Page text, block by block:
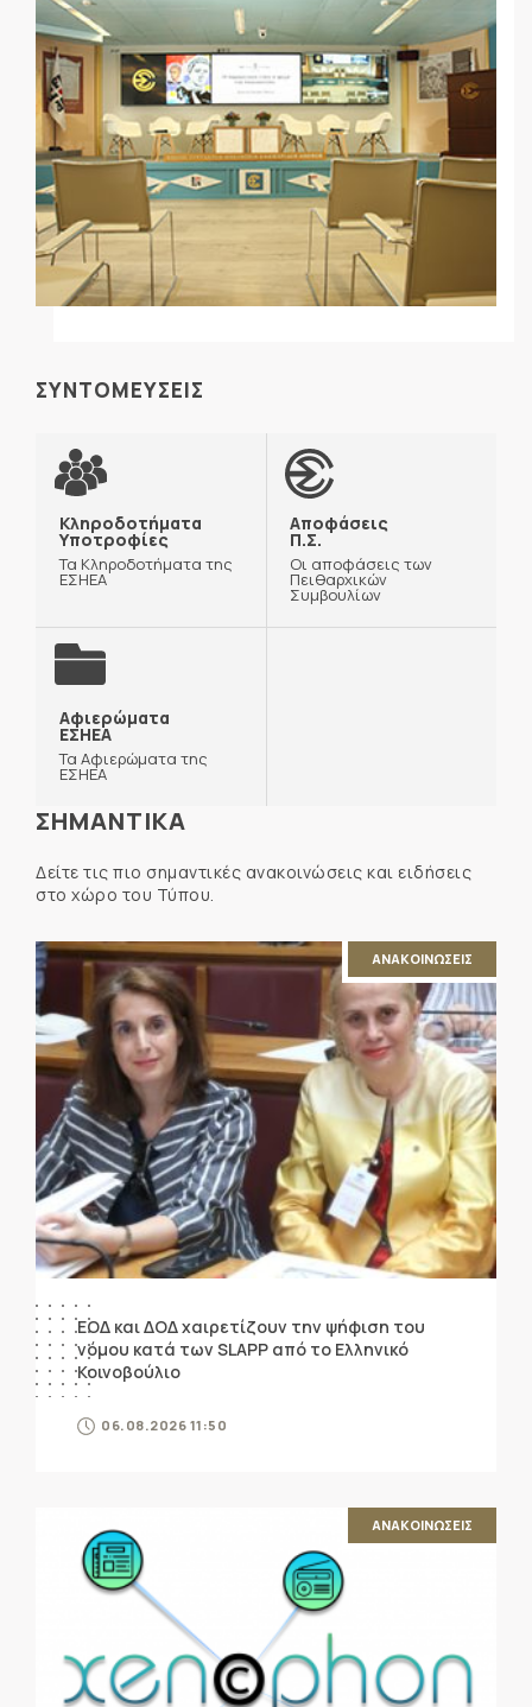
ΣΥΝΤΟΜΕΥΣΕΙΣ
Κληροδοτήματα
Υποτροφίες
Τα Κληροδοτήματα της
ΕΣΗΕΑ
Αποφάσεις
Π.Σ.
Οι αποφάσεις των
Πειθαρχικών
Συμβουλίων
Αφιερώματα
ΕΣΗΕΑ
Τα Αφιερώματα της
ΕΣΗΕΑ
ΣΗΜΑΝΤΙΚΑ
Δείτε τις πιο σημαντικές ανακοινώσεις και ειδήσεις
στο χώρο του Τύπου.
ΑΝΑΚΟΙΝΩΣΕΙΣ
ΕΟΔ και ΔΟΔ χαιρετίζουν την ψήφιση του
νόμου κατά των SLAPP από το Ελληνικό
Κοινοβούλιο
06.08.2026 11:50
ΑΝΑΚΟΙΝΩΣΕΙΣ